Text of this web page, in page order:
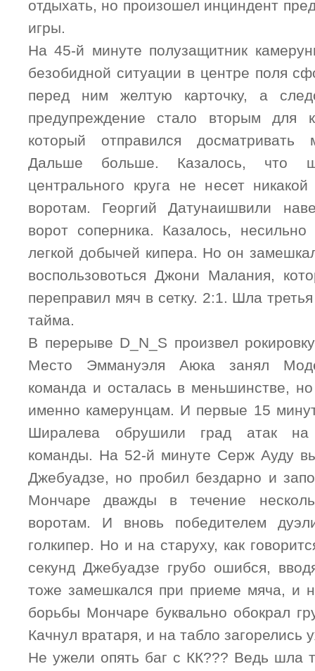
отдыхать, но произошел инциндент
игры.
На 45-й минуте полузащитник
безобидной ситуации в центре поля
перед ним желтую карточку, а
предупреждение стало вторым для
который отправился досматривать
Дальше больше. Казалось, что
центрального круга не несет
воротам. Георгий Датунаишвили
ворот соперника. Казалось,
легкой добычей кипера. Но он
воспользовоться Джони Малания,
переправил мяч в сетку. 2:1. Шла
тайма.
В перерыве D_N_S произвел
Место Эммануэля Аюка занял
команда и осталась в меньшинстве,
именно камерунцам. И первые 15
Ширалева обрушили град атак на
команды. На 52-й минуте Серж Ауду
Джебуадзе, но пробил бездарно и
Мончаре дважды в течение
воротам. И вновь победителем
голкипер. Но и на старуху, как
секунд Джебуадзе грубо ошибся,
тоже замешкался при приеме мяча, и
борьбы Мончаре буквально обокрал
Качнул вратаря, и на табло загорелись
Не ужели опять баг с КК??? Ведь шла